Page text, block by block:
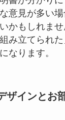
意見が多い
かもしれま
み立てられ
なります。
ザインとお